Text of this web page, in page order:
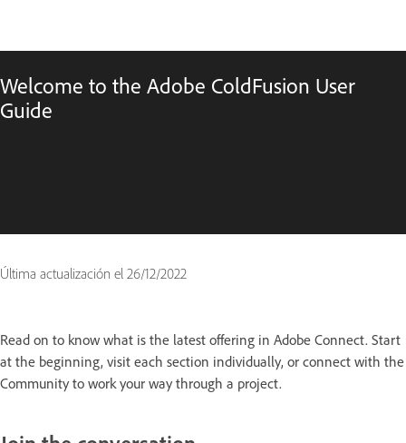
Welcome to the Adobe ColdFusion User
Guide
Última actualización el 26/12/2022
Read on to know what is the latest offering in Adobe Connect. Start
at the beginning, visit each section individually, or connect with the
Community to work your way through a project.